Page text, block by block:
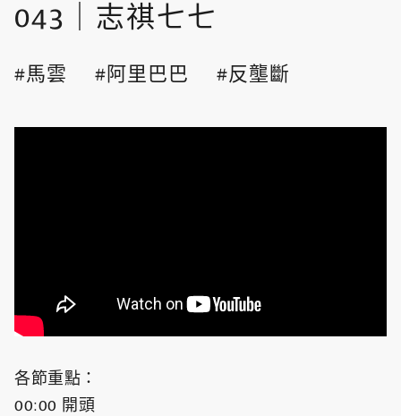
043｜志祺七七
馬雲 阿里巴巴 反壟斷
各節重點：
00:00 開頭